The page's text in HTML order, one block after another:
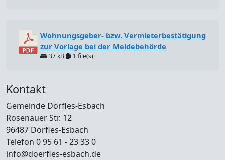
Wohnungsgeber- bzw. Vermieterbestätigung
zur Vorlage bei der Meldebehörde
37 kB 1 file(s)
Kontakt
Gemeinde Dörfles-Esbach
Rosenauer Str. 12
96487 Dörfles-Esbach
Telefon 0 95 61 - 23 33 0
info@doerfles-esbach.de